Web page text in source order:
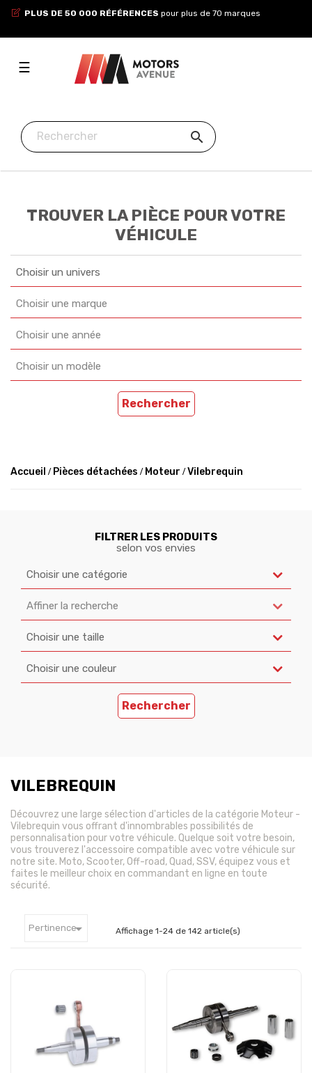
PLUS DE 50 000 RÉFÉRENCES pour plus de 70 marques
Toggle
navigation
☰

TROUVER LA PIÈCE POUR VOTRE
VÉHICULE
Choisir un univers
Choisir une marque
Choisir une année
Choisir un modèle
Rechercher
Accueil Pièces détachées Moteur Vilebrequin
FILTRER LES PRODUITS
selon vos envies
Choisir une catégorie
Affiner la recherche
Choisir une taille
Choisir une couleur
Rechercher
VILEBREQUIN
Découvrez une large sélection d'articles de la catégorie Moteur -
Vilebrequin vous offrant d'innombrables possibilités de
personnalisation pour votre véhicule. Quelque soit votre besoin,
vous trouverez l'accessoire compatible avec votre véhicule sur
notre site. Moto, Scooter, Off-road, Quad, SSV, équipez vous et
faites le meilleur choix en commandant en ligne en toute
sécurité.
Pertinence Affichage 1-24 de 142 article(s)